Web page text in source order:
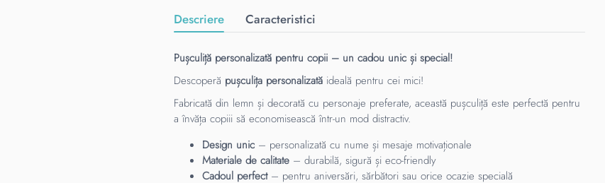
Descriere Caracteristici
Pușculiță personalizată pentru copii – un cadou unic și special!
Descoperă pușculița personalizată ideală pentru cei mici!
Fabricată din lemn și decorată cu personaje preferate, această pușculiță este perfectă pentru
a învăța copiii să economisească într-un mod distractiv.
Design unic – personalizată cu nume și mesaje motivaționale
Materiale de calitate – durabilă, sigură și eco-friendly
Cadoul perfect– pentru aniversări, sărbători sau orice ocazie specială